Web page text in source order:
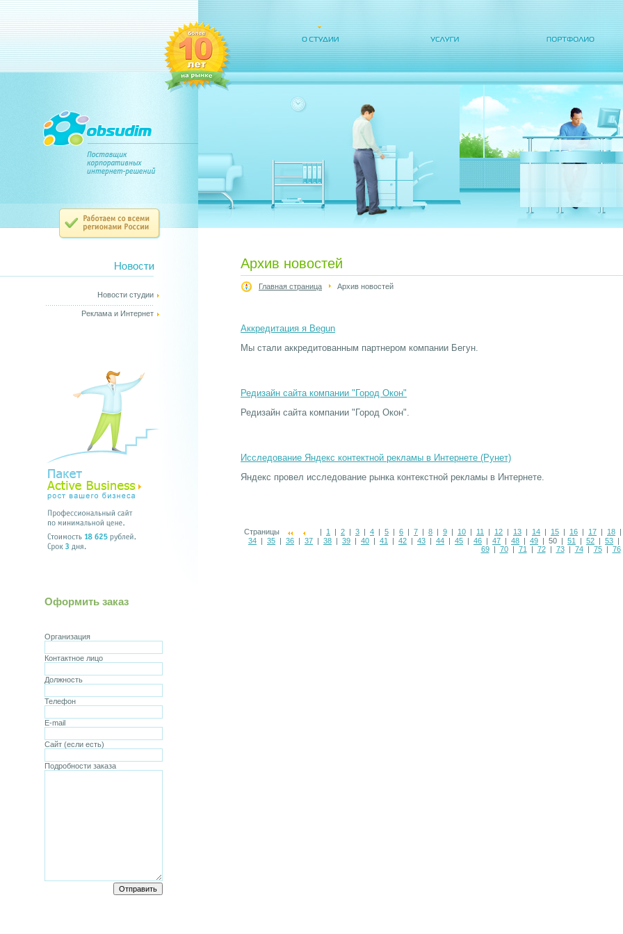
Новости студии
Реклама и Интернет
Оформить заказ
Организация
Контактное лицо
Должность
Телефон
E-mail
Сайт (если есть)
Подробности заказа
Архив новостей
Главная страница Архив новостей
Аккредитация я Begun
Мы стали аккредитованным партнером компании Бегун.
Редизайн сайта компании "Город Окон"
Редизайн сайта компании "Город Окон".
Исследование Яндекс контектной рекламы в Интернете (Рунет)
Яндекс провел исследование рынка контекстной рекламы в Интернете.
Страницы | 1 | 2 | 3 | 4 | 5 | 6 | 7 | 8 | 9 | 10 | 11 | 12 | 13 | 14 | 15 | 16 | 17 | 18 |
34 | 35 | 36 | 37 | 38 | 39 | 40 | 41 | 42 | 43 | 44 | 45 | 46 | 47 | 48 | 49 | 50 | 51 | 52 | 53 |
69| 70| 71 | 72| 73| 74| 75| 76